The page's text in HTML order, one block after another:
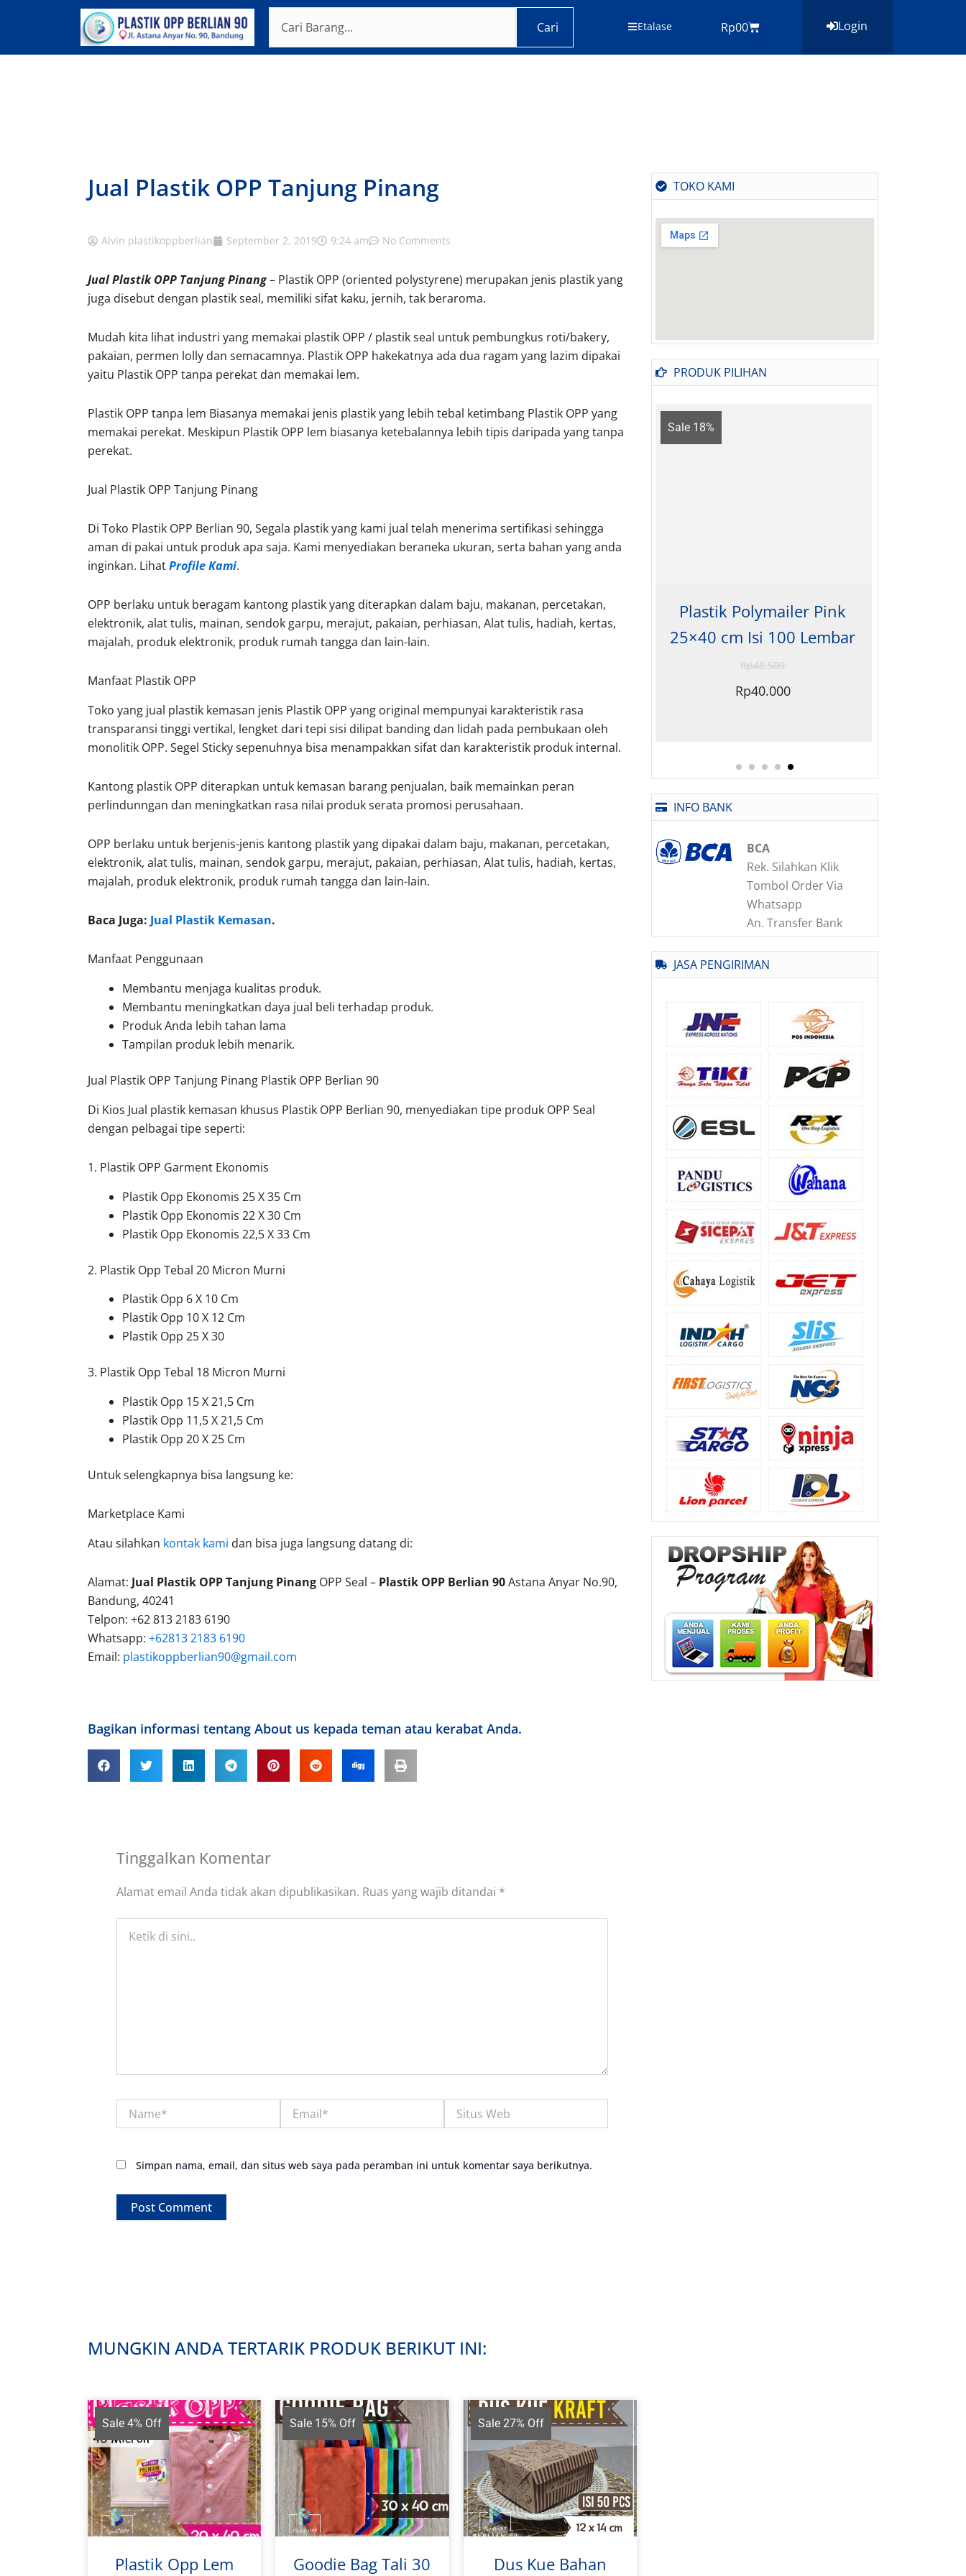
Cari Etalase Rp00
Cart Login
Jual Plastik OPP Tanjung Pinang
Alvin plastikoppberlian September 2, 2019 9:24 am No Comments
Jual Plastik OPP Tanjung Pinang– Plastik OPP (oriented polystyrene) merupakan jenis plastik yang
juga disebut dengan plastik seal, memiliki sifat kaku, jernih, tak beraroma.
Mudah kita lihat industri yang memakai plastik OPP / plastik seal untuk pembungkus roti/bakery,
pakaian, permen lolly dan semacamnya. Plastik OPP hakekatnya ada dua ragam yang lazim dipakai
yaitu Plastik OPP tanpa perekat dan memakai lem.
Plastik OPP tanpa lem Biasanya memakai jenis plastik yang lebih tebal ketimbang Plastik OPP yang
memakai perekat. Meskipun Plastik OPP lem biasanya ketebalannya lebih tipis daripada yang tanpa
perekat.
Jual Plastik OPP Tanjung Pinang
Di Toko Plastik OPP Berlian 90, Segala plastik yang kami jual telah menerima sertifikasi sehingga
aman di pakai untuk produk apa saja. Kami menyediakan beraneka ukuran, serta bahan yang anda
inginkan. LihatProfile Kami.
OPP berlaku untuk beragam kantong plastik yang diterapkan dalam baju, makanan, percetakan,
elektronik, alat tulis, mainan, sendok garpu, merajut, pakaian, perhiasan, Alat tulis, hadiah, kertas,
majalah, produk elektronik, produk rumah tangga dan lain-lain.
Manfaat Plastik OPP
Toko yang jual plastik kemasan jenis Plastik OPP yang original mempunyai karakteristik rasa
transparansi tinggi vertikal, lengket dari tepi sisi dilipat banding dan lidah pada pembukaan oleh
monolitik OPP. Segel Sticky sepenuhnya bisa menampakkan sifat dan karakteristik produk internal.
Kantong plastik OPP diterapkan untuk kemasan barang penjualan, baik memainkan peran
perlindunngan dan meningkatkan rasa nilai produk serata promosi perusahaan.
OPP berlaku untuk berjenis-jenis kantong plastik yang dipakai dalam baju, makanan, percetakan,
elektronik, alat tulis, mainan, sendok garpu, merajut, pakaian, perhiasan, Alat tulis, hadiah, kertas,
majalah, produk elektronik, produk rumah tangga dan lain-lain.
Baca Juga: Jual Plastik Kemasan.
Manfaat Penggunaan
Membantu menjaga kualitas produk.
Membantu meningkatkan daya jual beli terhadap produk.
Produk Anda lebih tahan lama
Tampilan produk lebih menarik.
Jual Plastik OPP Tanjung Pinang Plastik OPP Berlian 90
Di Kios Jual plastik kemasan khusus Plastik OPP Berlian 90, menyediakan tipe produk OPP Seal
dengan pelbagai tipe seperti:
1. Plastik OPP Garment Ekonomis
Plastik Opp Ekonomis 25 X 35 Cm
Plastik Opp Ekonomis 22 X 30 Cm
Plastik Opp Ekonomis 22,5 X 33 Cm
2. Plastik Opp Tebal 20 Micron Murni
Plastik Opp 6 X 10 Cm
Plastik Opp 10 X 12 Cm
Plastik Opp 25 X 30
3. Plastik Opp Tebal 18 Micron Murni
Plastik Opp 15 X 21,5 Cm
Plastik Opp 11,5 X 21,5 Cm
Plastik Opp 20 X 25 Cm
Untuk selengkapnya bisa langsung ke:
Marketplace Kami
Atau silahkan kontak kami dan bisa juga langsung datang di:
Alamat: Jual Plastik OPP Tanjung Pinang OPP Seal – Plastik OPP Berlian 90Astana Anyar No.90,
Bandung, 40241
Telpon: +62 813 2183 6190
Whatsapp: +62813 2183 6190
Email: plastikoppberlian90@gmail.com
Bagikan informasi tentang About us kepada teman atau kerabat Anda.
Tinggalkan Komentar
Alamat email Anda tidak akan dipublikasikan. Ruas yang wajib ditandai *
Situs
Web
Simpan nama, email, dan situs web saya pada peramban ini untuk komentar saya berikutnya.
MUNGKIN ANDA TERTARIK PRODUK BERIKUT INI:
Sale 4% Off
Plastik Opp Lem
Sale 15% Off
Goodie Bag Tali 30
Sale 27% Off
Dus Kue Bahan
TOKO KAMI
PRODUK PILIHAN
Polymailer Pink
x 50 cm Isi 100
78.500
Sale 11%
Plastik Polymailer Pink
32×45 cm Isi 100 Lembar
Sale 20%
Plastik Polymailer Pink
Sale 18%
Plastik Polymailer Pink
25×40 cm Isi 100 Lembar
Rp48.500
Rp40.000
INFO BANK
BCA
Rek. Silahkan Klik
Tombol Order Via
Whatsapp
An. Transfer Bank
JASA PENGIRIMAN